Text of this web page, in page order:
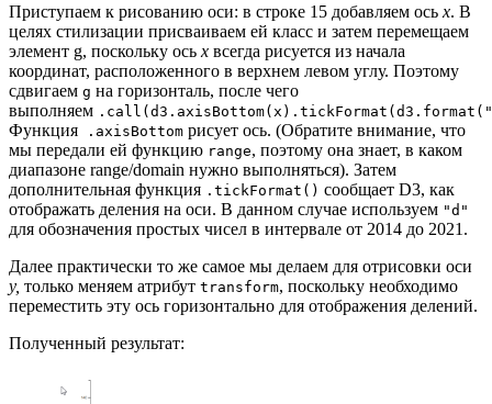
Приступаем к рисованию оси: в строке 15 добавляем ось x. В
целях стилизации присваиваем ей класс и затем перемещаем
элемент g, поскольку ось x всегда рисуется из начала
координат, расположенного в верхнем левом углу. Поэтому
сдвигаем g на горизонталь, после чего
выполняем
Функция .axisBottom рисует ось. (Обратите внимание, что
мы передали ей функцию range, поэтому она знает, в каком
диапазоне range/domain нужно выполняться). Затем
дополнительная функция .tickFormat() сообщает D3, как
отображать деления на оси. В данном случае используем "d"
для обозначения простых чисел в интервале от 2014 до 2021.
Далее практически то же самое мы делаем для отрисовки оси
y, только меняем атрибут transform, поскольку необходимо
переместить эту ось горизонтально для отображения делений.
Полученный результат: